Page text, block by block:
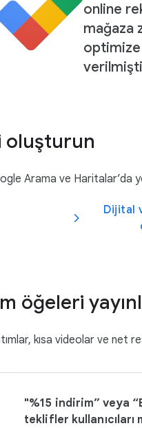
online
mağaza
optimize
oluşturun
Arama ve
Dijital
öğeleri
kısa videolar ve net
"%15 indirim” veya
teklifler kullanıcıları